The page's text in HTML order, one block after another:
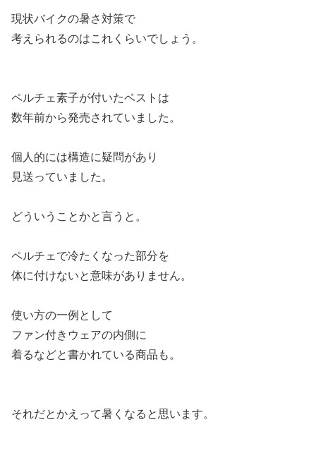
現状バイクの暑さ対策で
考えられるのはこれくらいでしょう。
ペルチェ素子が付いたベストは
数年前から発売されていました。
個人的には構造に疑問があり
見送っていました。
どういうことかと言うと。
ペルチェで冷たくなった部分を
体に付けないと意味がありません。
使い方の一例として
ファン付きウェアの内側に
着るなどと書かれている商品も。
それだとかえって暑くなると思います。